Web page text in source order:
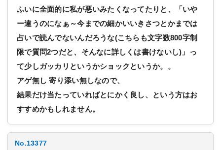
ふいに全面的に私が悪いみたくなってたりと、「いや
ー違うのになぁ～今までの細かいいきさつとかまでは
占いで読んでないんだろうな(こちらも文字数800字制
限で質問2つだと、そんなに詳しくは書けないし)」っ
て少しガッカリというかショックというか。。
アゲ無し 寄り添い無しなので、
結果だけ当たっていればとにかく良し、という方はお
すすめかもしれません。
No.13377